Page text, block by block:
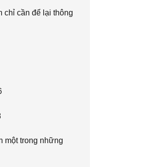
chỉ cần để lại thông
một trong những